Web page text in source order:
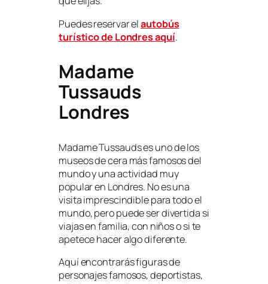
Puedes reservar elautobús
turístico de Londres aquí.
Madame
Tussauds
Londres
Madame Tussauds es uno de los
museos de cera más famosos del
mundo y una actividad muy
popular en Londres. No es una
visita imprescindible para todo el
mundo, pero puede ser divertida si
viajas en familia, con niños o si te
apetece hacer algo diferente.
Aquí encontrarás figuras de
personajes famosos, deportistas,